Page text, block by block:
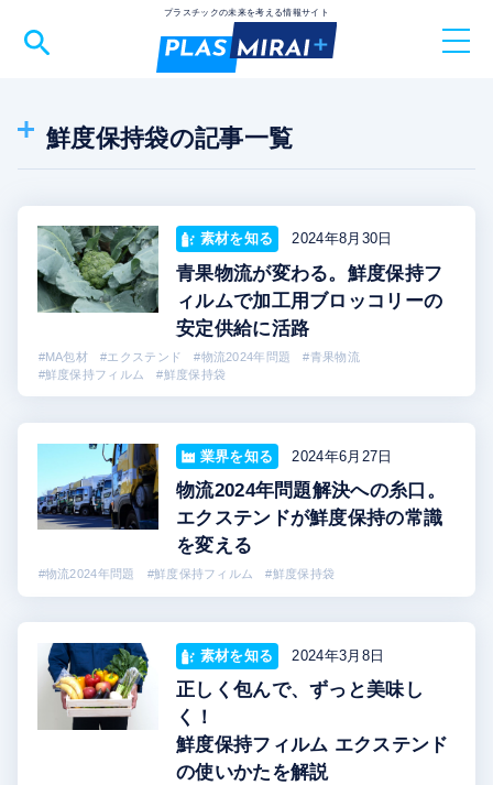
プラスチックの未来を考える情報サイト
業界を知る
素材を知る
セミナー情報
PLAS MIRAI+とは
資料ダウンロード
プライバシーポリシー
情報セキュリティ方針
ご利用規約
バイオプラスチック 脱炭素 物流2024年問題
鮮度保持袋 鮮度保持フィルム ライスレジン
物流 改善
鮮度保持袋の記事一覧
素材を知る 2024年8月30日
青果物流が変わる。鮮度保持フ
ィルムで加工用ブロッコリーの
安定供給に活路
#MA包材 #エクステンド #物流2024年問題
#青果物流
#鮮度保持フィルム
#鮮度保持袋
業界を知る 2024年6月27日
物流2024年問題解決への糸口。
エクステンドが鮮度保持の常識
を変える
#物流2024年問題 #鮮度保持フィルム #鮮度保持袋
素材を知る 2024年3月8日
正しく包んで、ずっと美味し
く！
鮮度保持フィルム エクステンド
の使いかたを解説